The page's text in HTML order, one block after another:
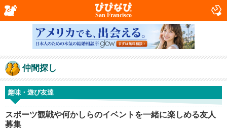
San Francisco
仲間探し
趣味・遊び友達
スポーツ観戦や何かしらのイベントを一緒に楽しめる友人
募集